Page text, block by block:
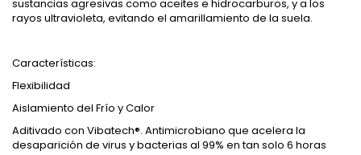
sustancias agresivas como aceites e hidrocarburos, y a los
rayos ultravioleta, evitando el amarillamiento de la suela.
Características:
Flexibilidad
Aislamiento del Frío y Calor
Aditivado con Vibatech®. Antimicrobiano que acelera la
desaparición de virus y bacterias al 99% en tan solo 6 horas